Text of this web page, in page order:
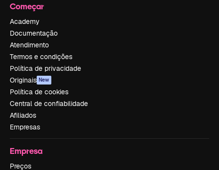
Começar
Academy
Documentação
Atendimento
Termos e condições
Política de privacidade
Originais New
Política de cookies
Central de confiabilidade
Afiliados
Empresas
Empresa
Preços